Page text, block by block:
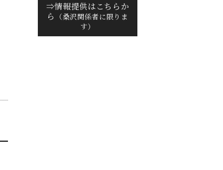
⇒情報提供はこちらか
ら
（桑沢関係者に限りま
す）